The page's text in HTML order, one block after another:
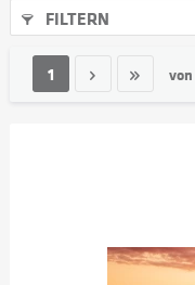
FILTERN
1 von